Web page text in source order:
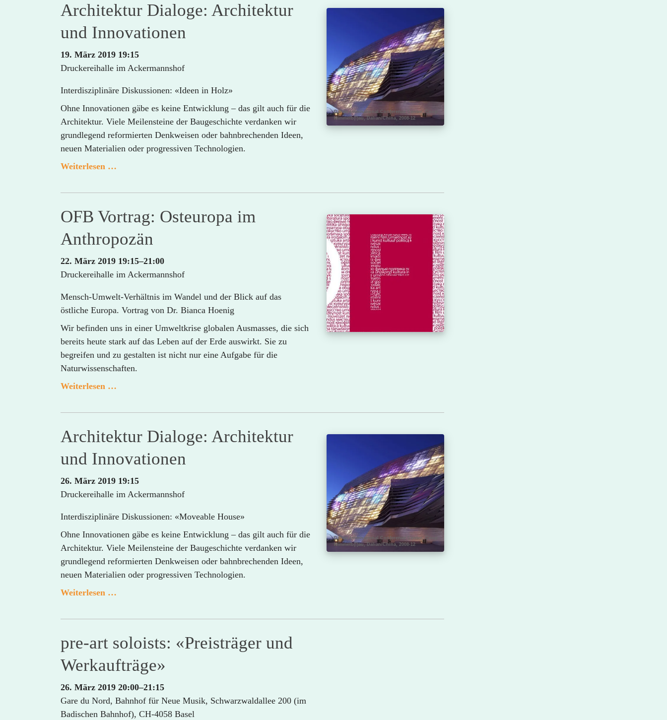
Gamsachurdia
Architektur Dialoge: Architektur
und Innovationen
19. März 2019 19:15
Druckereihalle im Ackermannshof
Interdisziplinäre Diskussionen: «Ideen in Holz»
Ohne Innovationen gäbe es keine Entwicklung – das gilt auch für die
Architektur. Viele Meilensteine der Baugeschichte verdanken wir
grundlegend reformierten Denkweisen oder bahnbrechenden Ideen,
neuen Materialien oder progressiven Technologien.
Weiterlesen …
Architektur
Innovationen
Dalian International Conference Center, Coop
Himmelb(l)au, Dalian/China, 2008-12
OFB Vortrag: Osteuropa im
Anthropozän
22. März 2019 19:15–21:00
Druckereihalle im Ackermannshof
Mensch-Umwelt-Verhältnis im Wandel und der Blick auf das
östliche Europa. Vortrag von Dr. Bianca Hoenig
Wir befinden uns in einer Umweltkrise globalen Ausmasses, die sich
bereits heute stark auf das Leben auf der Erde auswirkt. Sie zu
begreifen und zu gestalten ist nicht nur eine Aufgabe für die
Naturwissenschaften.
Weiterlesen …
Osteuropa
Anthropozän
Architektur Dialoge: Architektur
und Innovationen
26. März 2019 19:15
Druckereihalle im Ackermannshof
Interdisziplinäre Diskussionen: «Moveable House»
Ohne Innovationen gäbe es keine Entwicklung – das gilt auch für die
Architektur. Viele Meilensteine der Baugeschichte verdanken wir
grundlegend reformierten Denkweisen oder bahnbrechenden Ideen,
neuen Materialien oder progressiven Technologien.
Weiterlesen …
Architektur
Innovationen
Dalian International Conference Center, Coop
Himmelb(l)au, Dalian/China, 2008-12
pre-art soloists: «Preisträger und
Werkaufträge»
26. März 2019 20:00–21:15
Gare du Nord, Bahnhof für Neue Musik, Schwarzwaldallee 200 (im
Badischen Bahnhof), CH-4058 Basel